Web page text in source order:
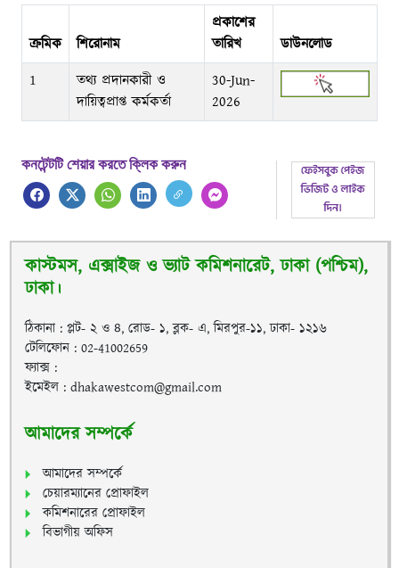
ক্রমিক শিরোনাম
প্রকাশের
তারিখ
ডাউনলোড
1
তথ্য প্রদানকারী ও
দায়িত্বপ্রাপ্ত কর্মকর্তা
30-Jun-
2026
কনটেন্টটি শেয়ার করতে ক্লিক করুন
কাস্টমস, এক্সাইজ ও ভ্যাট কমিশনারেট, ঢাকা (পশ্চিম),
ঢাকা।
ঠিকানা : প্লট- ২ ও ৪, রোড- ১, ব্লক- এ, মিরপুর-১১, ঢাকা- ১২১৬
টেলিফোন : 02-41002659
ফ্যাক্স :
ইমেইল : dhakawestcom@gmail.com
আমাদের সম্পর্কে
আমাদের সম্পর্কে
চেয়ারম্যানের প্রোফাইল
কমিশনারের প্রোফাইল
বিভাগীয় অফিস